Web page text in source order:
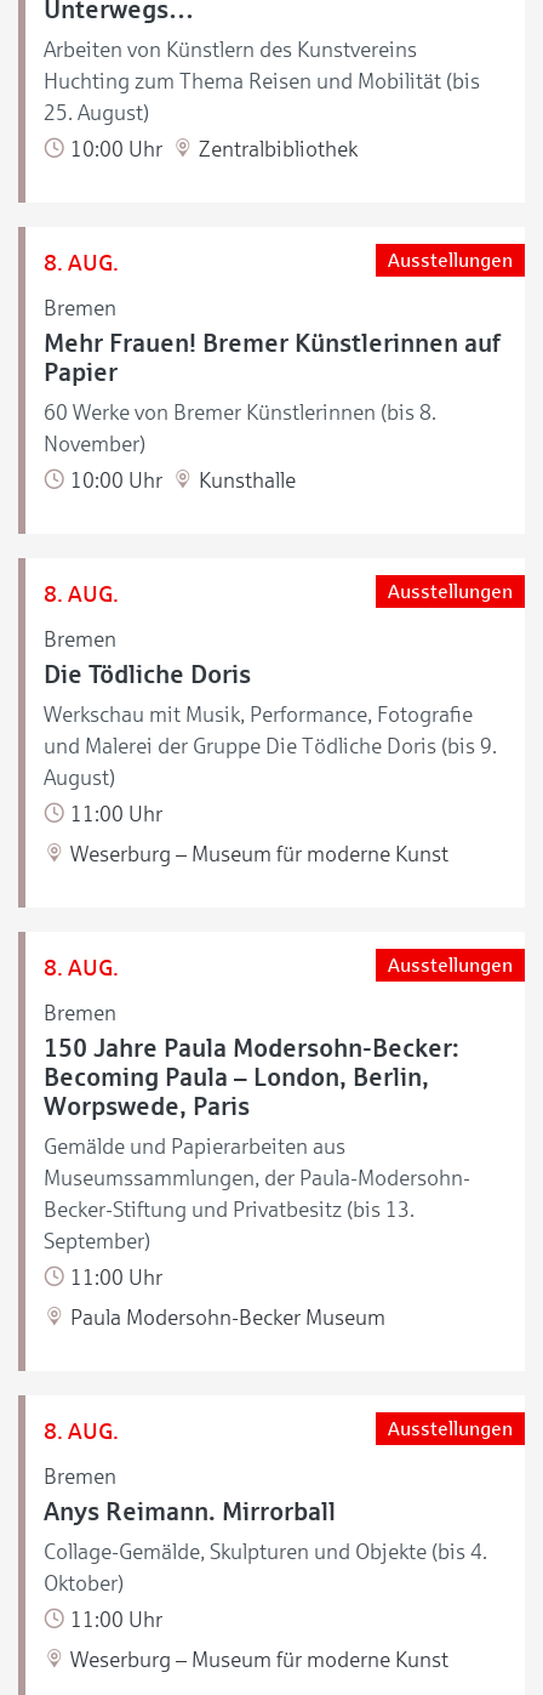
Unterwegs…
Arbeiten von Künstlern des Kunstvereins
Huchting zum Thema Reisen und Mobilität (bis
25. August)
10:00 Uhr
Zentralbibliothek
8. AUG.
Bremen
Ausstellungen
Mehr Frauen! Bremer Künstlerinnen auf
Papier
60 Werke von Bremer Künstlerinnen (bis 8.
November)
10:00 Uhr
Kunsthalle
8. AUG.
Bremen
Ausstellungen
Die Tödliche Doris
Werkschau mit Musik, Performance, Fotografie
und Malerei der Gruppe Die Tödliche Doris (bis 9.
August)
11:00 Uhr
Weserburg – Museum für moderne Kunst
8. AUG.
Bremen
Ausstellungen
150 Jahre Paula Modersohn-Becker:
Becoming Paula – London, Berlin,
Worpswede, Paris
Gemälde und Papierarbeiten aus
Museumssammlungen, der Paula-Modersohn-
Becker-Stiftung und Privatbesitz (bis 13.
September)
11:00 Uhr
Paula Modersohn-Becker Museum
8. AUG.
Bremen
Ausstellungen
Anys Reimann. Mirrorball
Collage-Gemälde, Skulpturen und Objekte (bis 4.
Oktober)
11:00 Uhr
Weserburg – Museum für moderne Kunst